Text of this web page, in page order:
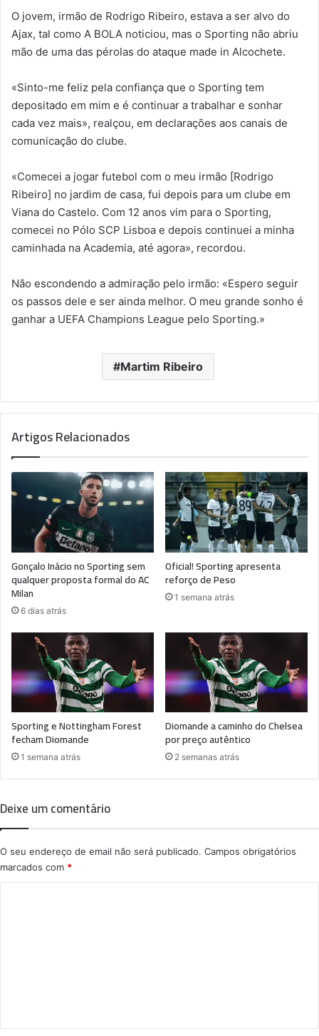
O jovem, irmão de Rodrigo Ribeiro, estava a ser alvo do
Ajax, tal como A BOLA noticiou, mas o Sporting não abriu
mão de uma das pérolas do ataque made in Alcochete.
«Sinto-me feliz pela confiança que o Sporting tem
depositado em mim e é continuar a trabalhar e sonhar
cada vez mais», realçou, em declarações aos canais de
comunicação do clube.
«Comecei a jogar futebol com o meu irmão [Rodrigo
Ribeiro] no jardim de casa, fui depois para um clube em
Viana do Castelo. Com 12 anos vim para o Sporting,
comecei no Pólo SCP Lisboa e depois continuei a minha
caminhada na Academia, até agora», recordou.
Não escondendo a admiração pelo irmão: «Espero seguir
os passos dele e ser ainda melhor. O meu grande sonho é
ganhar a UEFA Champions League pelo Sporting.»
Martim Ribeiro
Artigos Relacionados
Gonçalo Inácio no Sporting sem
qualquer proposta formal do AC
Milan
6 dias atrás
Oficial! Sporting apresenta
reforço de Peso
1 semana atrás
Sporting e Nottingham Forest
fecham Diomande
1 semana atrás
Diomande a caminho do Chelsea
por preço autêntico
2 semanas atrás
Deixe um comentário
O seu endereço de email não será publicado. Campos obrigatórios
marcados com *